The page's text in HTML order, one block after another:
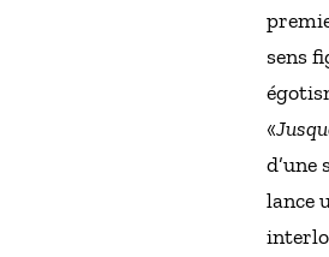
sens
«
d’une
lance